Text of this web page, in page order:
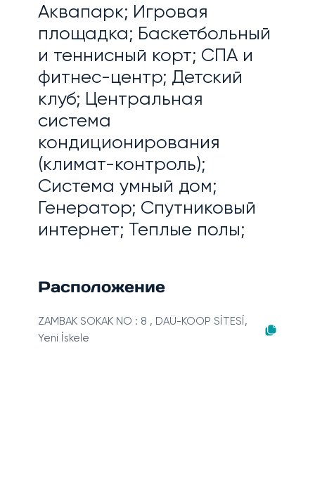
Аквапарк; Игровая
площадка; Баскетбольный
и теннисный корт; СПА и
фитнес-центр; Детский
клуб; Центральная
система
кондиционирования
(климат-контроль);
Система умный дом;
Генератор; Спутниковый
интернет; Теплые полы;
Расположение
ZAMBAK SOKAK NO : 8 , DAÜ-KOOP SİTESİ,
Yeni İskele